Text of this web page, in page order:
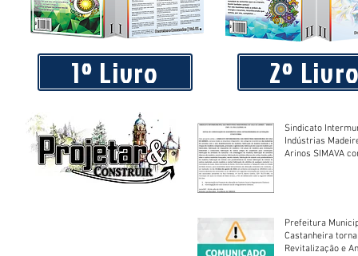
Piá Lava Jato, de Juara, torna público que requereu
Instalação e Operação
1º Livro 2º
Sindicato
Indústrias
Arinos SIMAVA convoca à
Prefeitura
Castanheira
Revitalização e